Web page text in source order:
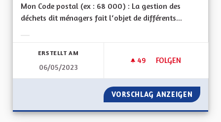
Mon Code postal (ex : 68 000) : La gestion des
déchets dit ménagers fait l‘objet de différents...
ERSTELLT AM
06/05/2023
49 49 FOLLOWER
FOLGEN
BEBBI SACK ET
VORSCHLAG ANZEIGEN BEBBI